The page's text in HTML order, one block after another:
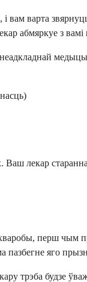
варта
абмяркуе з вамі
лекар
перш
яго
трэба будзе